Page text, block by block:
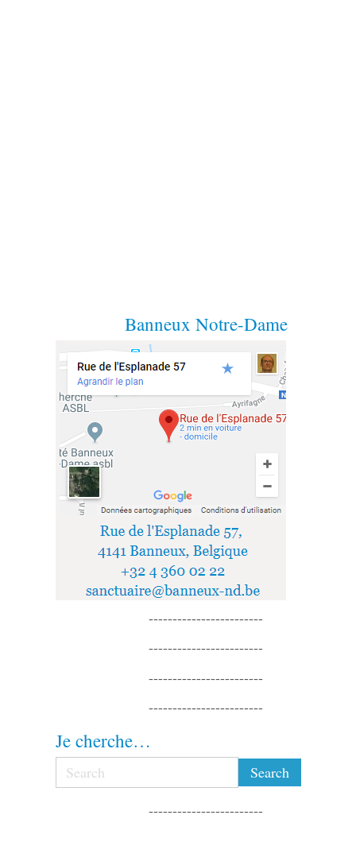
Banneux Notre-Dame
------------------------
------------------------
------------------------
------------------------
Je cherche…
------------------------